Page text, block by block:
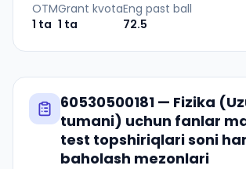
OTM
1 ta
Grant kvota
1 ta
Eng past ball
72.5
60530500181 — Fizika
tumani) uchun fanlar
test topshiriqlari soni
baholash mezonlari